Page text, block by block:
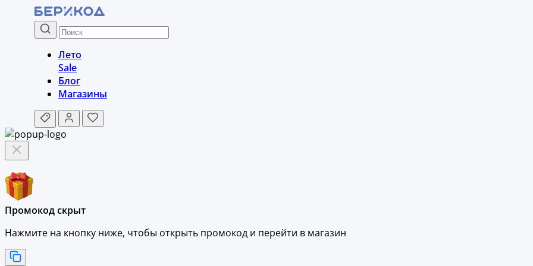
Лето
Sale
Блог
Магазины
Промокод скрыт
Нажмите на кнопку ниже, чтобы открыть промокод и перейти в магазин